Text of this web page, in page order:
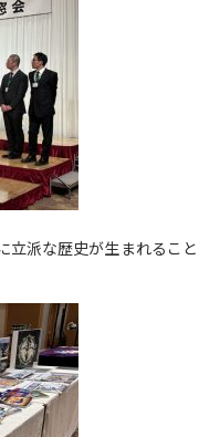
立派な歴史が生まれること